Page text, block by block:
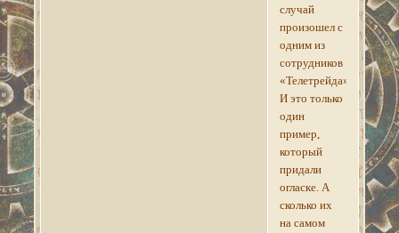
случай
произошел с
одним из
сотрудников
«Телетрейда».
И это только
один
пример,
который
придали
огласке. А
сколько их
на самом